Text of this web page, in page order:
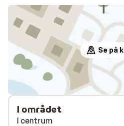
Se på
I området
I centrum